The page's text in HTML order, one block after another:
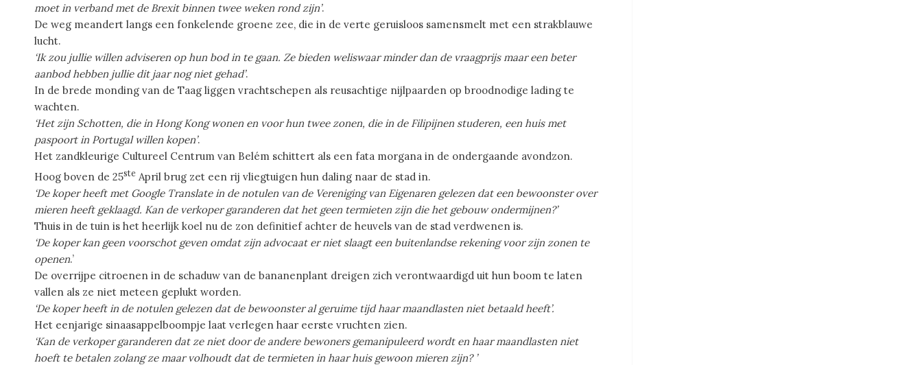
moet in verband met de Brexit binnen twee weken rond zijn’.
De weg meandert langs een fonkelende groene zee, die in de verte geruisloos samensmelt met een strakblauwe
lucht.
‘Ik zou jullie willen adviseren op hun bod in te gaan. Ze bieden weliswaar minder dan de vraagprijs maar een beter
aanbod hebben jullie dit jaar nog niet gehad’.
In de brede monding van de Taag liggen vrachtschepen als reusachtige nijlpaarden op broodnodige lading te
wachten.
‘Het zijn Schotten, die in Hong Kong wonen en voor hun twee zonen, die in de Filipijnen studeren, een huis met
paspoort in Portugal willen kopen’.
Het zandkleurige Cultureel Centrum van Belém schittert als een fata morgana in de ondergaande avondzon.
Hoog boven de 25ste April brug zet een rij vliegtuigen hun daling naar de stad in.
‘De koper heeft met Google Translate in de notulen van de Vereniging van Eigenaren gelezen dat een bewoonster over
mieren heeft geklaagd. Kan de verkoper garanderen dat het geen termieten zijn die het gebouw ondermijnen?’
Thuis in de tuin is het heerlijk koel nu de zon definitief achter de heuvels van de stad verdwenen is.
‘De koper kan geen voorschot geven omdat zijn advocaat er niet slaagt een buitenlandse rekening voor zijn zonen te
openen.’
De overrijpe citroenen in de schaduw van de bananenplant dreigen zich verontwaardigd uit hun boom te laten
vallen als ze niet meteen geplukt worden.
‘De koper heeft in de notulen gelezen dat de bewoonster al geruime tijd haar maandlasten niet betaald heeft’.
Het eenjarige sinaasappelboompje laat verlegen haar eerste vruchten zien.
‘Kan de verkoper garanderen dat ze niet door de andere bewoners gemanipuleerd wordt en haar maandlasten niet
hoeft te betalen zolang ze maar volhoudt dat de termieten in haar huis gewoon mieren zijn? ’